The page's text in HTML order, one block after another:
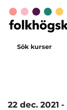
Sök kurser
22 dec. 2021 -